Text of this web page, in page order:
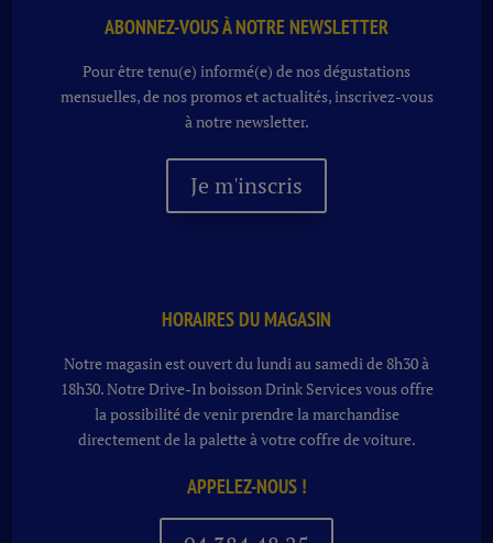
ABONNEZ-VOUS À NOTRE NEWSLETTER
Pour être tenu(e) informé(e) de nos dégustations
mensuelles, de nos promos et actualités, inscrivez-vous
à notre newsletter.
Je m'inscris
HORAIRES DU MAGASIN
Notre magasin est ouvert du lundi au samedi de 8h30 à
18h30. NotreDrive-In boissonDrink Services vous offre
la possibilité de venir prendre la marchandise
directement de la palette à votre coffre de voiture.
APPELEZ-NOUS !